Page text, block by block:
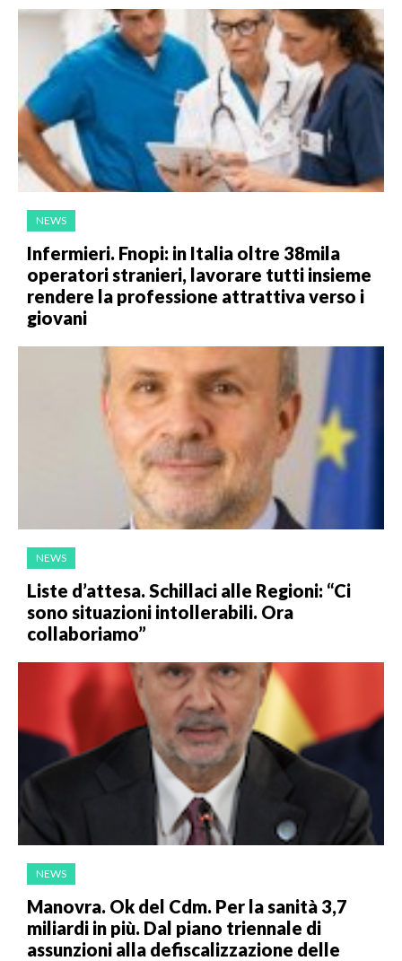
NEWS
Infermieri. Fnopi: in Italia oltre 38mila
operatori stranieri, lavorare tutti insieme
rendere la professione attrattiva verso i
giovani
NEWS
Liste d’attesa. Schillaci alle Regioni: “Ci
sono situazioni intollerabili. Ora
collaboriamo”
NEWS
Manovra. Ok del Cdm. Per la sanità 3,7
miliardi in più. Dal piano triennale di
assunzioni alla defiscalizzazione delle